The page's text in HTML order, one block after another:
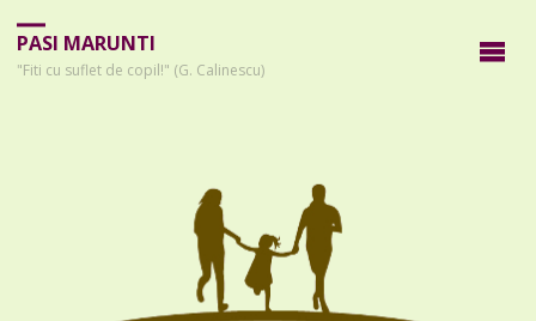
PASI MARUNTI
"Fiti cu suflet de copil!" (G. Calinescu)